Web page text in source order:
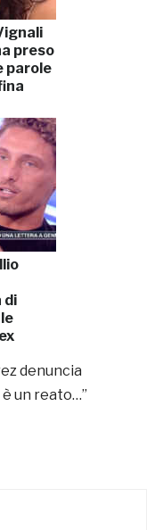
preso
parole
di
denuncia
un reato…”